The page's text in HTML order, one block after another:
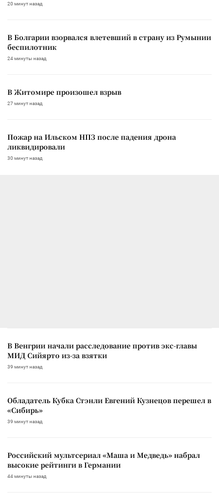
20 минут назад
В Болгарии взорвался влетевший в страну из Румынии
беспилотник
24 минуты назад
В Житомире произошел взрыв
27 минут назад
Пожар на Ильском НПЗ после падения дрона
ликвидировали
30 минут назад
В Венгрии начали расследование против экс-главы
МИД Сийярто из-за взятки
39 минут назад
Обладатель Кубка Стэнли Евгений Кузнецов перешел в
«Сибирь»
39 минут назад
Российский мультсериал «Маша и Медведь» набрал
высокие рейтинги в Германии
44 минуты назад